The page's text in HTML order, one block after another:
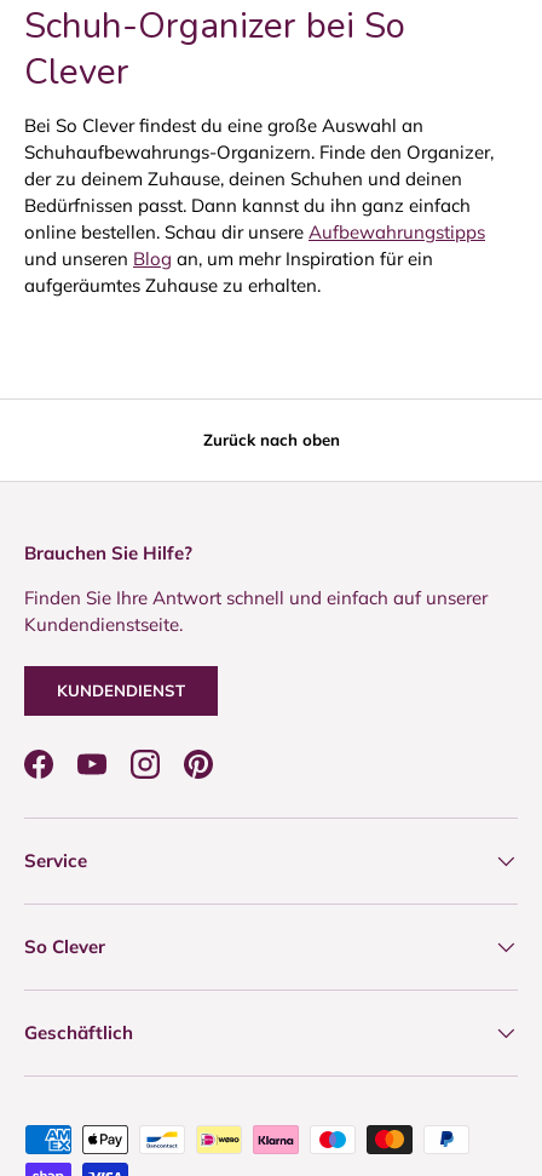
Schuh-Organizer bei So
Clever
Bei So Clever findest du eine große Auswahl an
Schuhaufbewahrungs-Organizern. Finde den Organizer,
der zu deinem Zuhause, deinen Schuhen und deinen
Bedürfnissen passt. Dann kannst du ihn ganz einfach
online bestellen. Schau dir unsere Aufbewahrungstipps
und unseren Blog an, um mehr Inspiration für ein
aufgeräumtes Zuhause zu erhalten.
Zurück nach oben
Brauchen Sie Hilfe?
Finden Sie Ihre Antwort schnell und einfach auf unserer
Kundendienstseite.
KUNDENDIENST
FacebookYouTubeInstagramPinterest
Service
So Clever
Geschäftlich
Zahlungsmethoden